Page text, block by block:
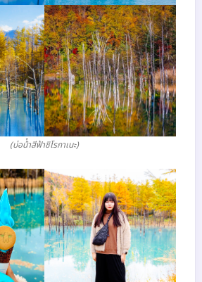
(บ่อน้ําสีฟ้าชิโรกาเนะ)